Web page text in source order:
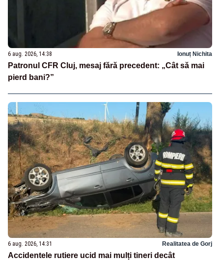
6 aug. 2026, 14:38 Ionuț Nichita
Patronul CFR Cluj, mesaj fără precedent: „Cât să mai
pierd bani?”
6 aug. 2026, 14:31 Realitatea de Gorj
Accidentele rutiere ucid mai mulți tineri decât